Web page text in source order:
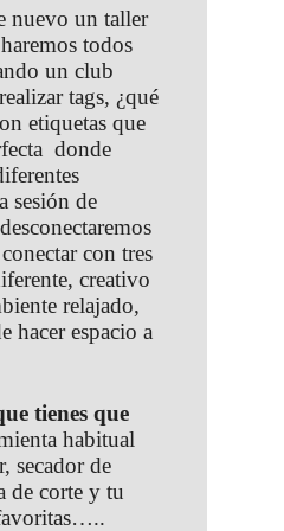
nuevo un taller
todos
un club
tags, ¿qué
etiquetas que
donde
sesión de
con tres
creativo
relajado,
hacer espacio a
tienes que
habitual
secador de
de corte y tu